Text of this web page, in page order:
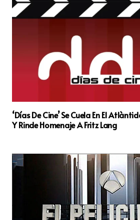
‘Días De Cine’ Se Cuela En El
Y Rinde Homenaje A Fritz Lang